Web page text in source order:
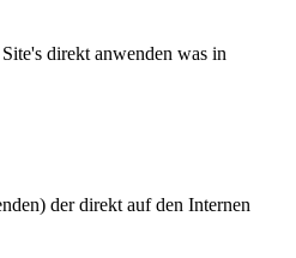
direkt anwenden was in
der direkt auf den Internen